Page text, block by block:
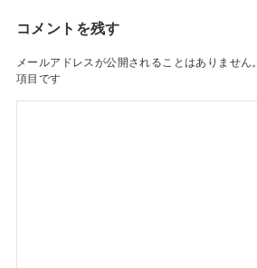
コメントを残す
メールアドレスが公開されることはありません。
項目です